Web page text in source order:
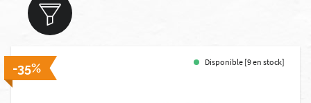
-35% Disponible [9 en stock]